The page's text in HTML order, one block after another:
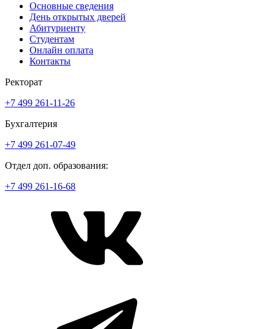
Основные сведения
День открытых дверей
Абитуриенту
Студентам
Онлайн оплата
Контакты
Ректорат
+7 499 261-11-26
Бухгалтерия
+7 499 261-07-49
Отдел доп. образования:
+7 499 261-16-68